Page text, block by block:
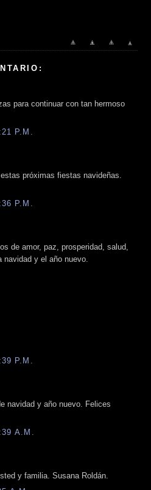
para continuar con tan hermoso
P.M.
próximas fiestas navideñas.
P.M.
de amor, paz, prosperidad, salud,
navidad y el año nuevo.
P.M.
navidad y año nuevo. Felices
A.M.
y familia. Susana Roldán.